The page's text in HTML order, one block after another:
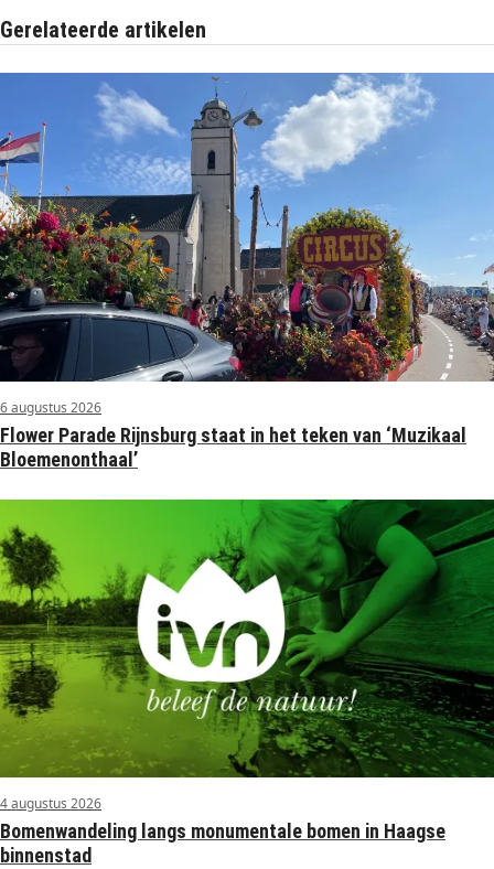
Gerelateerde artikelen
6 augustus 2026
Flower Parade Rijnsburg staat in het teken van ‘Muzikaal
Bloemenonthaal’
4 augustus 2026
Bomenwandeling langs monumentale bomen in Haagse
binnenstad